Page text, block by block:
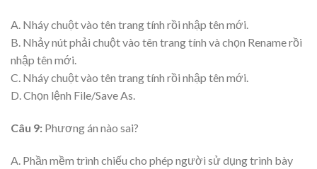
A. Nháy chuột vào tên trang tính rồi nhập tên mới.
B. Nhảy nút phải chuột vào tên trang tính và chọn Rename rồi
nhập tên mới.
C. Nháy chuột vào tên trang tính rồi nhập tên mới.
D. Chọn lệnh File/Save As.
Câu 9: Phương án nào sai?
A. Phần mềm trình chiếu cho phép người sử dụng trình bày